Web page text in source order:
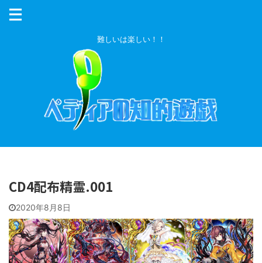
難しいは楽しい！！
CD4配布精霊.001
2020年8月8日